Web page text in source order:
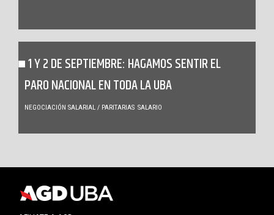
1 Y 2 DE SEPTIEMBRE: HAGAMOS SENTIR EL
PARO NACIONAL EN TODA LA UBA
NEGOCIACIÓN SALARIAL / PARITARIAS SALARIO